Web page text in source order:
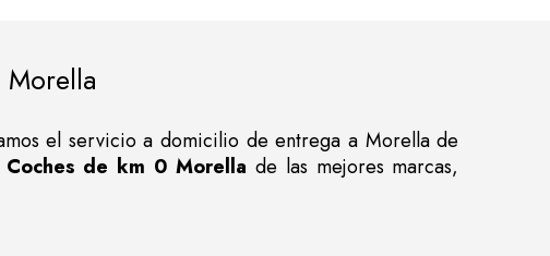
el servicio a domicilio de entrega a Morella de
Coches de km 0 Morella de las mejores marcas,